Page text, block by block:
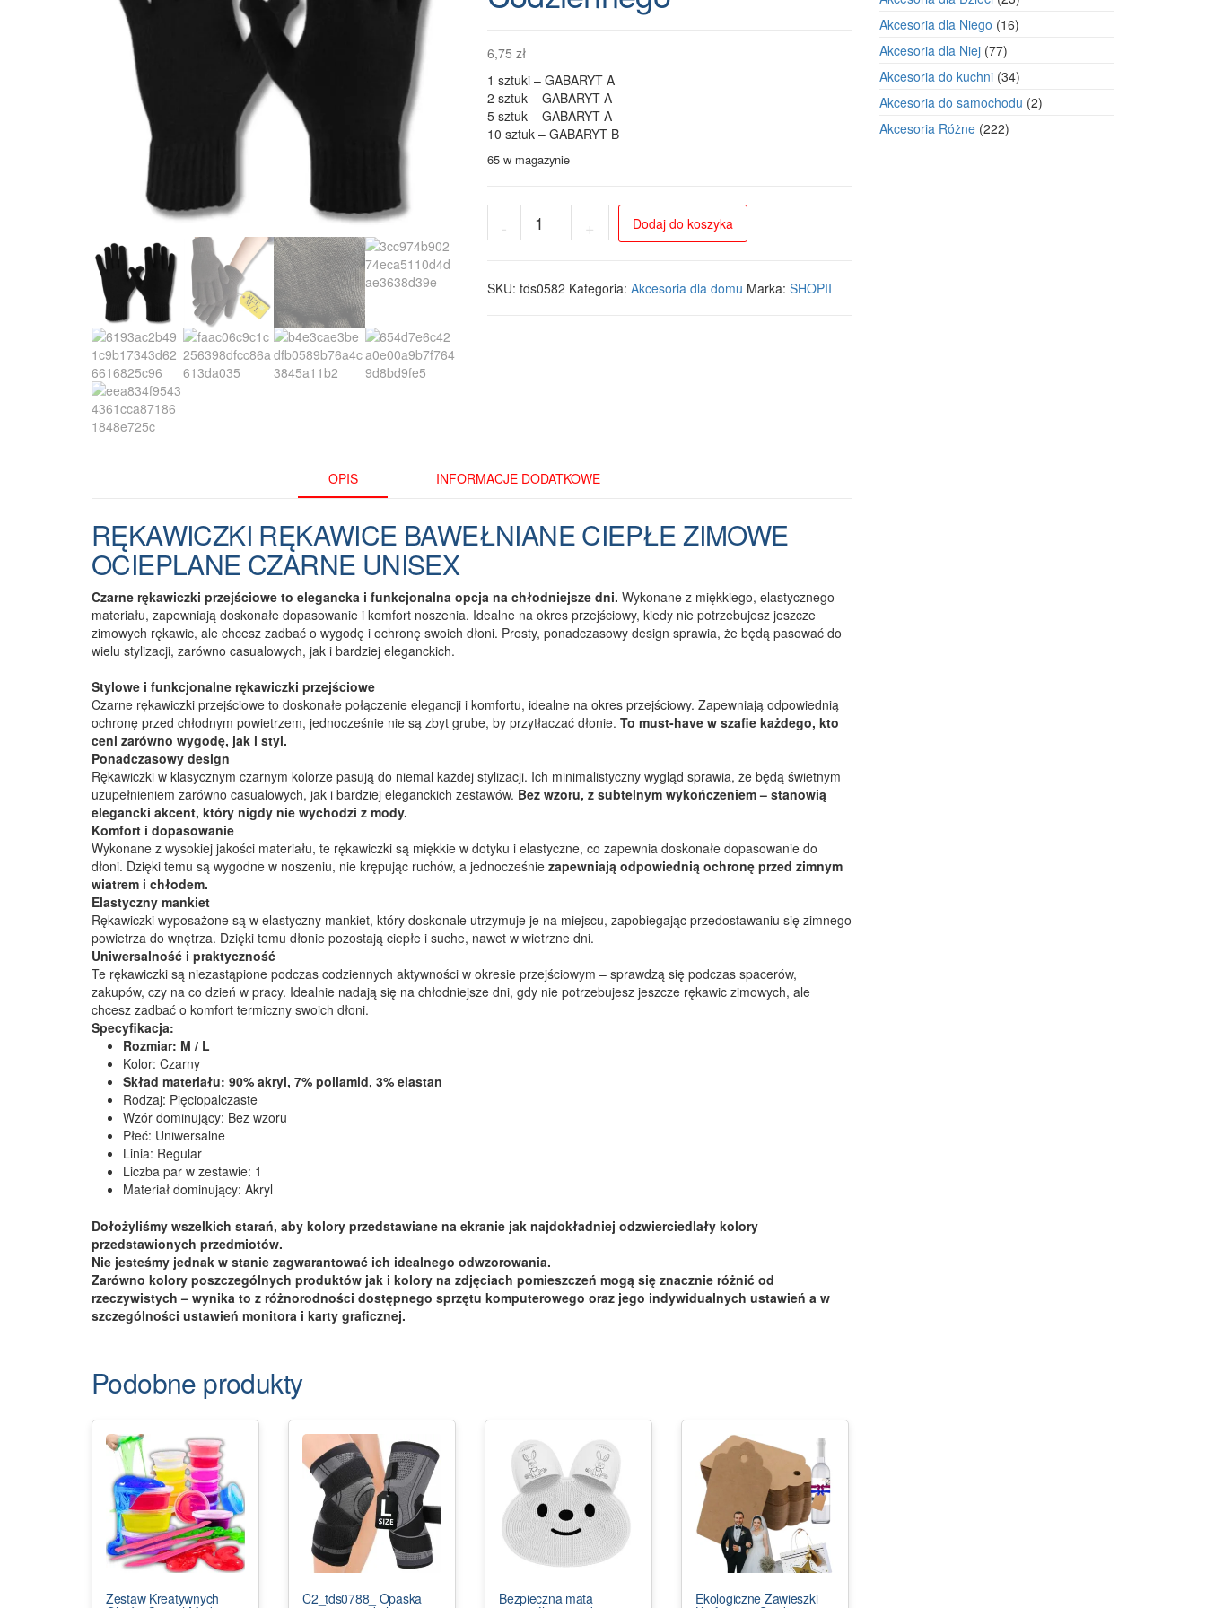
6,75 zł
1 sztuki – GABARYT A
2 sztuk – GABARYT A
5 sztuk – GABARYT A
10 sztuk – GABARYT B
65 w magazynie
-
Czarne
Bawełniane
+ Dodaj do koszyka
SKU: tds0582 Kategoria: Akcesoria dla domu Marka: SHOPII
OPIS INFORMACJE DODATKOWE
RĘKAWICZKI RĘKAWICE BAWEŁNIANE CIEPŁE ZIMOWE
OCIEPLANE CZARNE UNISEX
Czarne rękawiczki przejściowe to elegancka i funkcjonalna opcja na chłodniejsze dni. Wykonane z miękkiego, elastycznego
materiału, zapewniają doskonałe dopasowanie i komfort noszenia. Idealne na okres przejściowy, kiedy nie potrzebujesz jeszcze
zimowych rękawic, ale chcesz zadbać o wygodę i ochronę swoich dłoni. Prosty, ponadczasowy design sprawia, że będą pasować do
wielu stylizacji, zarówno casualowych, jak i bardziej eleganckich.
Stylowe i funkcjonalne rękawiczki przejściowe
Czarne rękawiczki przejściowe to doskonałe połączenie elegancji i komfortu, idealne na okres przejściowy. Zapewniają odpowiednią
ochronę przed chłodnym powietrzem, jednocześnie nie są zbyt grube, by przytłaczać dłonie. To must-have w szafie każdego, kto
ceni zarówno wygodę, jak i styl.
Ponadczasowy design
Rękawiczki w klasycznym czarnym kolorze pasują do niemal każdej stylizacji. Ich minimalistyczny wygląd sprawia, że będą świetnym
uzupełnieniem zarówno casualowych, jak i bardziej eleganckich zestawów. Bez wzoru, z subtelnym wykończeniem – stanowią
elegancki akcent, który nigdy nie wychodzi z mody.
Komfort i dopasowanie
Wykonane z wysokiej jakości materiału, te rękawiczki są miękkie w dotyku i elastyczne, co zapewnia doskonałe dopasowanie do
dłoni. Dzięki temu są wygodne w noszeniu, nie krępując ruchów, a jednocześnie zapewniają odpowiednią ochronę przed zimnym
wiatrem i chłodem.
Elastyczny mankiet
Rękawiczki wyposażone są w elastyczny mankiet, który doskonale utrzymuje je na miejscu, zapobiegając przedostawaniu się zimnego
powietrza do wnętrza. Dzięki temu dłonie pozostają ciepłe i suche, nawet w wietrzne dni.
Uniwersalność i praktyczność
Te rękawiczki są niezastąpione podczas codziennych aktywności w okresie przejściowym – sprawdzą się podczas spacerów,
zakupów, czy na co dzień w pracy. Idealnie nadają się na chłodniejsze dni, gdy nie potrzebujesz jeszcze rękawic zimowych, ale
chcesz zadbać o komfort termiczny swoich dłoni.
Specyfikacja:
Rozmiar: M / L
Kolor: Czarny
Skład materiału: 90% akryl, 7% poliamid, 3% elastan
Rodzaj: Pięciopalczaste
Wzór dominujący: Bez wzoru
Płeć: Uniwersalne
Linia: Regular
Liczba par w zestawie: 1
Materiał dominujący: Akryl
Dołożyliśmy wszelkich starań, aby kolory przedstawiane na ekranie jak najdokładniej odzwierciedlały kolory
przedstawionych przedmiotów.
Nie jesteśmy jednak w stanie zagwarantować ich idealnego odwzorowania.
Zarówno kolory poszczególnych produktów jak i kolory na zdjęciach pomieszczeń mogą się znacznie różnić od
rzeczywistych – wynika to z różnorodności dostępnego sprzętu komputerowego oraz jego indywidualnych ustawień a w
szczególności ustawień monitora i karty graficznej.
Podobne produkty
Zestaw Kreatywnych C2_tds0788_ Opaska Bezpieczna mata Ekologiczne Zawieszki
produkty
Akcesoria dla Niego 1616
Akcesoria dla Niej 7777
produktów
Akcesoria do kuchni 3434
produkty
Akcesoria do samochodu 22
Akcesoria Różne 222222